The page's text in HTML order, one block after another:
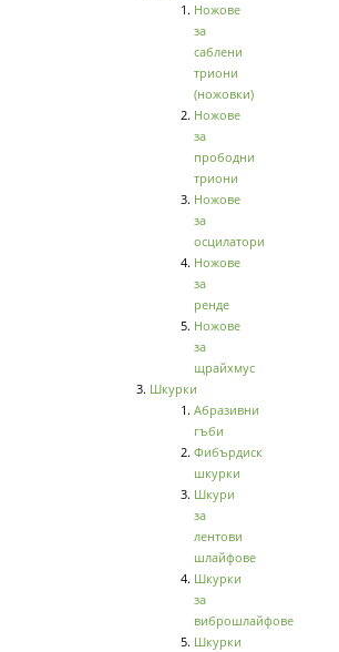
Ножове
за
саблени
триони
(ножовки)
Ножове
за
прободни
триони
Ножове
за
осцилатори
Ножове
за
ренде
Ножове
за
щрайхмус
Шкурки
Абразивни
гъби
Фибърдиск
шкурки
Шкури
за
лентови
шлайфове
Шкурки
за
виброшлайфове
Шкурки